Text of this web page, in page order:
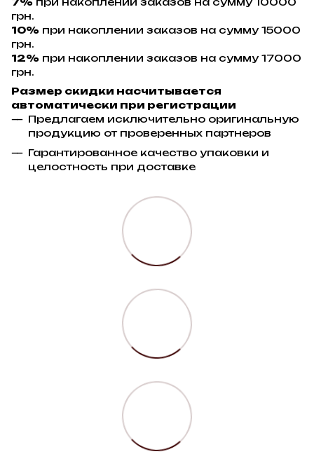
грн.
10% при накоплении заказов на сумму 15000
грн.
12% при накоплении заказов на сумму 17000
грн.
Размер скидки насчитывается
автоматически при регистрации
Предлагаем исключительно оригинальную
продукцию от проверенных партнеров
Гарантированное качество упаковки и
целостность при доставке